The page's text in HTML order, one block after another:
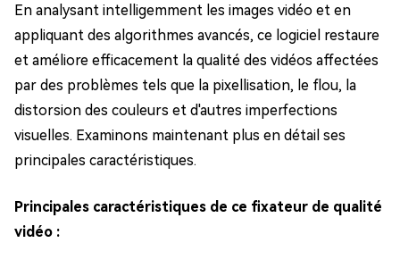
En analysant intelligemment les images vidéo et en
appliquant des algorithmes avancés, ce logiciel restaure
et améliore efficacement la qualité des vidéos affectées
par des problèmes tels que la pixellisation, le flou, la
distorsion des couleurs et d'autres imperfections
visuelles. Examinons maintenant plus en détail ses
principales caractéristiques.
Principales caractéristiques de ce fixateur de qualité
vidéo :